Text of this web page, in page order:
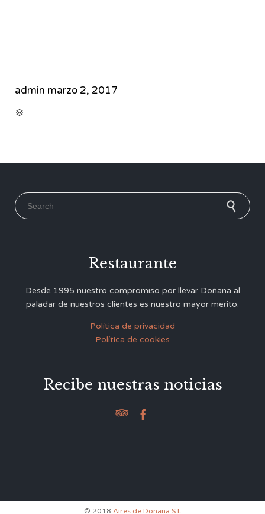
admin marzo 2, 2017

Search for:
Restaurante
Desde 1995 nuestro compromiso por llevar Doñana al
paladar de nuestros clientes es nuestro mayor merito.
Política de privacidad
Política de cookies
Recibe nuestras noticias
 
© 2018 Aires de Doñana S.L